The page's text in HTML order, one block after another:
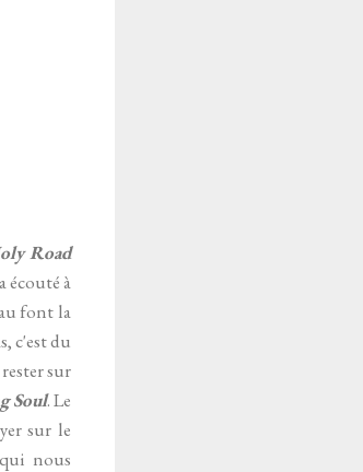
Road
écouté à
font la
c'est du
sur
Soul. Le
sur le
nous